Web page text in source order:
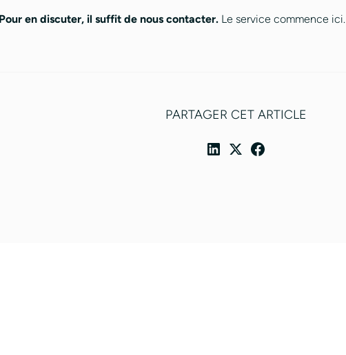
Pour en discuter, il suffit de nous contacter. Le service commence ici.
PARTAGER CET ARTICLE